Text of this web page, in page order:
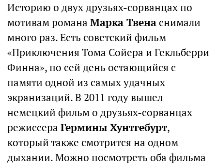
Историю о двух друзьях-сорванцах по
мотивам романа Марка Твенаснимали
много раз. Есть советский фильм
«Приключения Тома Сойера и Гекльберри
Финна», по сей день остающийся с
памяти одной из самых удачных
экранизаций. В 2011 году вышел
немецкий фильм о друзьях-сорванцах
режиссера Гермины Хунтгебурт,
который также смотрится на одном
дыхании. Можно посмотреть оба фильма